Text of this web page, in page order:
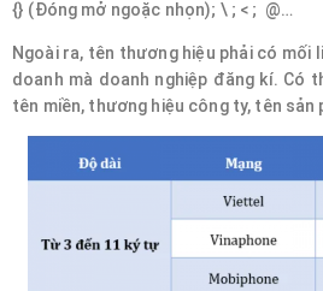
{} (Đóng mở ngoặc nhọn); \ ; < ; @…
Ngoài ra, tên thương hiệu phải có mối
doanh mà doanh nghiệp đăng kí. Có
tên miền, thương hiệu công ty, tên sản